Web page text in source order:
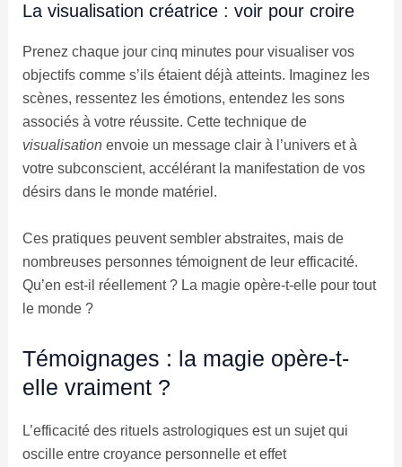
La visualisation créatrice : voir pour croire
Prenez chaque jour cinq minutes pour visualiser vos
objectifs comme s’ils étaient déjà atteints. Imaginez les
scènes, ressentez les émotions, entendez les sons
associés à votre réussite. Cette technique de
visualisationenvoie un message clair à l’univers et à
votre subconscient, accélérant la manifestation de vos
désirs dans le monde matériel.
Ces pratiques peuvent sembler abstraites, mais de
nombreuses personnes témoignent de leur efficacité.
Qu’en est-il réellement ? La magie opère-t-elle pour tout
le monde ?
Témoignages : la magie opère-t-
elle vraiment ?
L’efficacité des rituels astrologiques est un sujet qui
oscille entre croyance personnelle et effet